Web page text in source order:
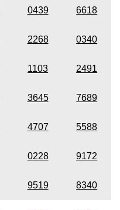
0439 6618
2268 0340
1103 2491
3645 7689
4707 5588
0228 9172
9519 8340